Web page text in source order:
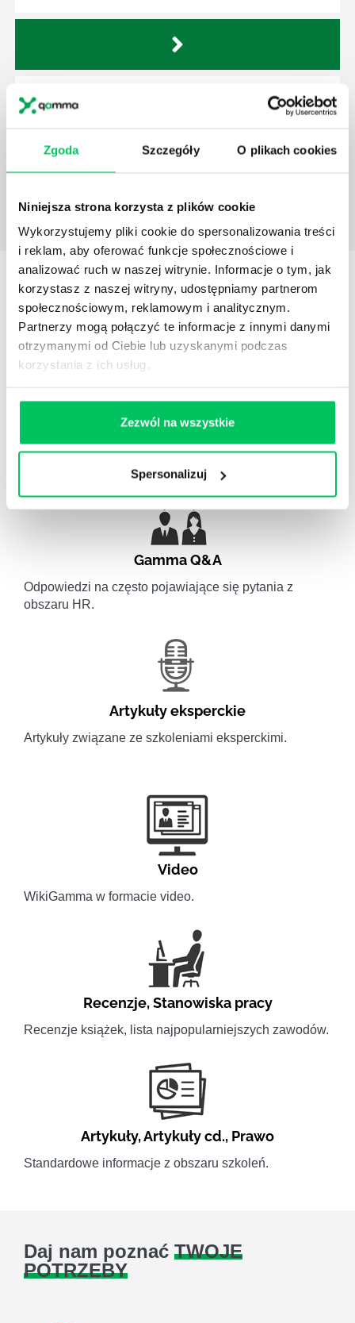
Zgoda Szczegóły O plikach cookies
Niniejsza strona korzysta z plików cookie
Wykorzystujemy pliki cookie do spersonalizowania treści
i reklam, aby oferować funkcje społecznościowe i
analizować ruch w naszej witrynie. Informacje o tym, jak
korzystasz z naszej witryny, udostępniamy partnerom
społecznościowym, reklamowym i analitycznym.
Partnerzy mogą połączyć te informacje z innymi danymi
otrzymanymi od Ciebie lub uzyskanymi podczas
korzystania z ich usług.
Zezwól na wszystkie
Spersonalizuj
SPRINT
Sprint to określenie krótkiego cyklu, w którym zespół
pracy tak, by była gotowa do przeglądu.
STREFY WIEDZY
wiedzy.
Gamma Q&A
Odpowiedzi na często pojawiające się pytania z
obszaru HR.
Artykuły eksperckie
Artykuły związane ze szkoleniami eksperckimi.
Video
WikiGamma w formacie video.
Recenzje,Stanowiska pracy
Recenzje książek, lista najpopularniejszych zawodów.
Artykuły,Artykuły cd., Prawo
Standardowe informacje z obszaru szkoleń.
Daj nam poznać TWOJE
POTRZEBY